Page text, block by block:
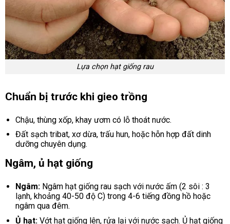
Lựa chọn hạt giống rau
Chuẩn bị trước khi gieo trồng
Chậu, thùng xốp, khay ươm có lỗ thoát nước.
Đất sạch tribat, xơ dừa, trấu hun, hoặc hỗn hợp đất dinh
dưỡng chuyên dụng.
Ngâm, ủ hạt giống
Ngâm: Ngâm hạt giống rau sạch với nước ấm (2 sôi : 3
lạnh, khoảng 40-50 độ C) trong 4-6 tiếng đồng hồ hoặc
ngâm qua đêm.
Ủ hạt: Vớt hạt giống lên, rửa lại với nước sạch. Ủ hạt giống